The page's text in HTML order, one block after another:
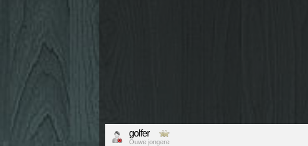
golfer
Ouwe jongere